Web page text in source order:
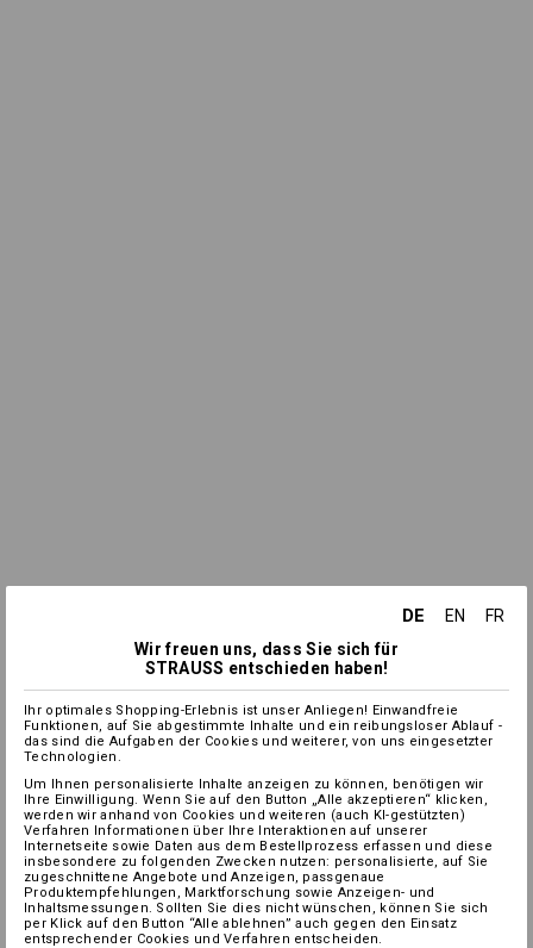
DE EN
FR
Wir freuen uns, dass Sie sich für
STRAUSS entschieden haben!
Ihr optimales Shopping-Erlebnis ist unser Anliegen! Einwandfreie
Funktionen, auf Sie abgestimmte Inhalte und ein reibungsloser Ablauf -
das sind die Aufgaben der Cookies und weiterer, von uns eingesetzter
Technologien.
Um Ihnen personalisierte Inhalte anzeigen zu können, benötigen wir
Ihre Einwilligung. Wenn Sie auf den Button „Alle akzeptieren“ klicken,
werden wir anhand von Cookies und weiteren (auch KI-gestützten)
Verfahren Informationen über Ihre Interaktionen auf unserer
Internetseite sowie Daten aus dem Bestellprozess erfassen und diese
insbesondere zu folgenden Zwecken nutzen: personalisierte, auf Sie
zugeschnittene Angebote und Anzeigen, passgenaue
Produktempfehlungen, Marktforschung sowie Anzeigen- und
Inhaltsmessungen. Sollten Sie dies nicht wünschen, können Sie sich
per Klick auf den Button “Alle ablehnen” auch gegen den Einsatz
entsprechender Cookies und Verfahren entscheiden.